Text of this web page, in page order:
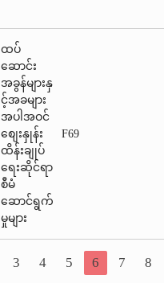
ထပ်
ဆောင်း
အခွန်များနှ
င့်အခများ
အပါအဝင်
စျေးနှုန်း
ထိန်းချုပ်
ရေးဆိုင်ရာ
စီမံ
ဆောင်ရွက်
မှုများ
F69
3 4 5 6 7 8